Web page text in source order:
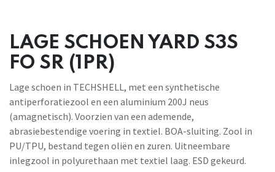
LAGE SCHOEN YARD S3S
FO SR (1PR)
Lage schoen in TECHSHELL, met een synthetische
antiperforatiezool en een aluminium 200J neus
(amagnetisch). Voorzien van een ademende,
abrasiebestendige voering in textiel. BOA-sluiting. Zool in
PU/TPU, bestand tegen oliën en zuren. Uitneembare
inlegzool in polyurethaan met textiel laag. ESD gekeurd.